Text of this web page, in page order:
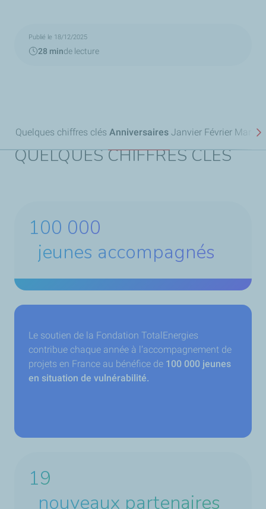
Publié le 18/12/2025
28 minde lecture
Quelques chiffres clés Anniversaires Janvier Février Mars
QUELQUES CHIFFRES CLÉS
100 000
jeunes accompagnés
Le soutien de la Fondation TotalEnergies
contribue chaque année à l’accompagnement de
projets en France au bénéfice de 100 000 jeunes
en situation de vulnérabilité.
19
nouveaux partenaires